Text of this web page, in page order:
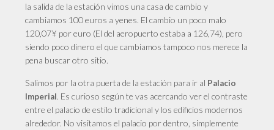
la salida de la estación vimos una casa de cambio y
cambiamos 100 euros a yenes. El cambio un poco malo
120,07¥ por euro (El del aeropuerto estaba a 126,74), pero
siendo poco dinero el que cambiamos tampoco nos merece la
pena buscar otro sitio.
Salimos por la otra puerta de la estación para ir al Palacio
Imperial. Es curioso según te vas acercando ver el contraste
entre el palacio de estilo tradicional y los edificios modernos
alrededor. No visitamos el palacio por dentro, simplemente